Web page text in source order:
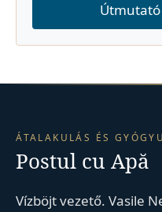
ÁTALAKULÁS ÉS
Postul cu Apă
Vízböjt vezető. Vasile